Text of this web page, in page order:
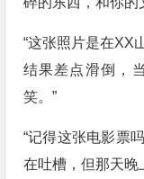
“这张照片是在XX
结果差点滑倒，
笑。”
“记得这张电影票
在吐槽，但那天晚